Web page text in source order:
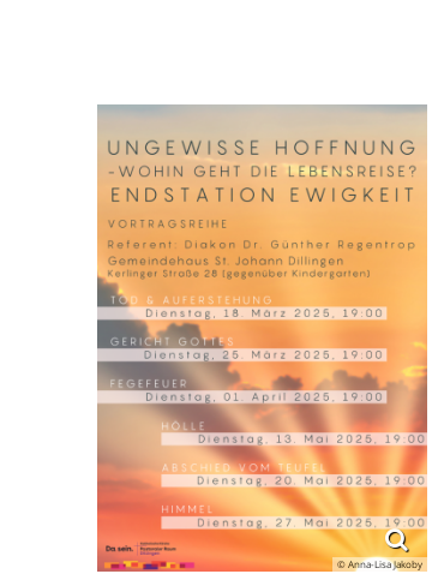
© Anna-Lisa Jakoby